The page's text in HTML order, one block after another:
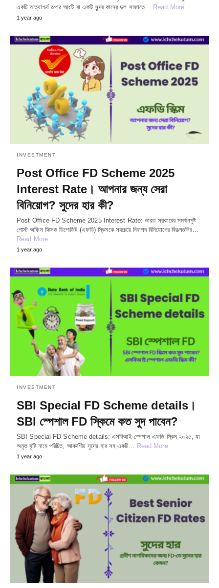
একটি অত্যাশ্চর্য রূপার আংটি বা একটি সুন্দর কানের দুল সাজাতে…
Read More
1 year ago
INVESTMENT
Post Office FD Scheme 2025
Interest Rate। আপনার জন্য সেরা
বিনিয়োগ? সুদের হার কী?
Post Office FD Scheme 2025 Interest Rate: ভারত সরকারের সমর্থনপুষ্ট
পোস্ট অফিস ফিক্সড ডিপোজিট (এফডি) স্কিমকে সবচেয়ে নিরাপদ বিনিয়োগের বিকল্পগুলির…
Read More
1 year ago
INVESTMENT
SBI Special FD Scheme details।
SBI স্পেশাল FD স্কিমে কত সুদ পাবেন?
SBI Special FD Scheme details: এসবিআই স্পেশাল এফডি স্কিম ২০২৫, যা
অমৃত বৃষ্টি নামে পরিচিত, আকর্ষণীয় সুদের হার সহ একটি… Read More
1 year ago